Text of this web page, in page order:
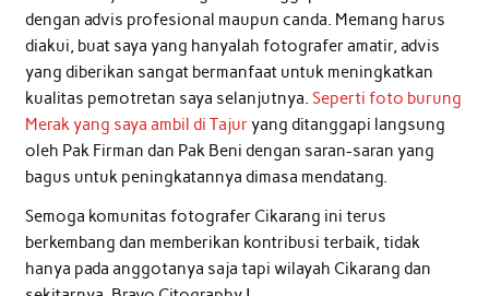
dengan advis profesional maupun canda. Memang harus
diakui, buat saya yang hanyalah fotografer amatir, advis
yang diberikan sangat bermanfaat untuk meningkatkan
kualitas pemotretan saya selanjutnya. Seperti foto burung
Merak yang saya ambil di Tajuryang ditanggapi langsung
oleh Pak Firman dan Pak Beni dengan saran-saran yang
bagus untuk peningkatannya dimasa mendatang.
Semoga komunitas fotografer Cikarang ini terus
berkembang dan memberikan kontribusi terbaik, tidak
hanya pada anggotanya saja tapi wilayah Cikarang dan